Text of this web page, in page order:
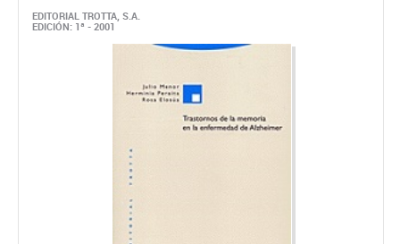
EDITORIAL TROTTA, S.A.
EDICIÓN: 1ª - 2001